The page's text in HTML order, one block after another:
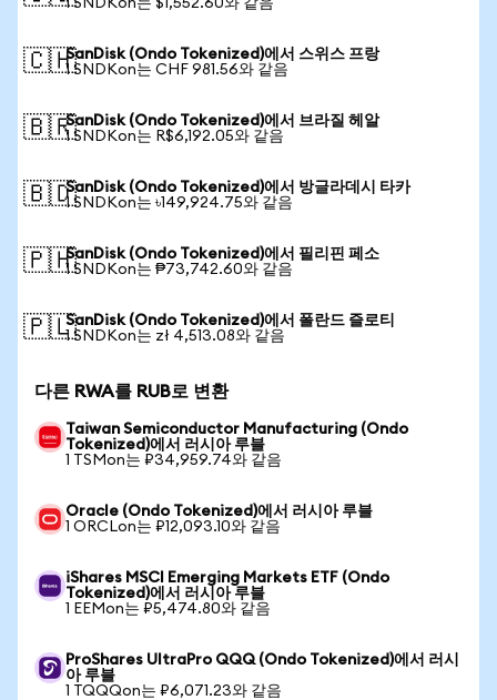
1 SNDKon는 $1,552.60와 같음
🇨🇭SanDisk (Ondo Tokenized)에서 스위스 프랑
1 SNDKon는 CHF 981.56와 같음
🇧🇷SanDisk (Ondo Tokenized)에서 브라질 헤알
1 SNDKon는 R$6,192.05와 같음
🇧🇩SanDisk (Ondo Tokenized)에서 방글라데시 타카
1 SNDKon는 ৳149,924.75와 같음
🇵🇭SanDisk (Ondo Tokenized)에서 필리핀 페소
1 SNDKon는 ₱73,742.60와 같음
🇵🇱SanDisk (Ondo Tokenized)에서 폴란드 즐로티
1 SNDKon는 zł 4,513.08와 같음
다른 RWA를 RUB로 변환
Taiwan Semiconductor Manufacturing (Ondo
Tokenized)에서 러시아 루블
1 TSMon는 ₽34,959.74와 같음
Oracle (Ondo Tokenized)에서 러시아 루블
1 ORCLon는 ₽12,093.10와 같음
iShares MSCI Emerging Markets ETF (Ondo
Tokenized)에서 러시아 루블
1 EEMon는 ₽5,474.80와 같음
ProShares UltraPro QQQ (Ondo Tokenized)에서 러시
아 루블
1 TQQQon는 ₽6,071.23와 같음